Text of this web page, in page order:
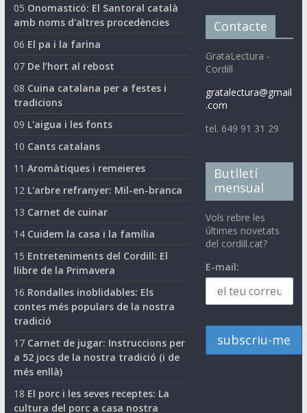
05 Onomasticó: El Santoral català
amb noms d'altres procedències
06 El pa i la farina
07 De l’hort al rebost
08 Cuina catalana per a festes i
tradicions
09 L'aigua i les fonts
10 Cants catalans
11 Aromàtiques i remeieres
12 L'arbre refranyer: Mil-en-branca
13 Carnet de cuinar
14 Cuidem la casa i la família
15 Entreteniments del Cordill: El
llibre de la Primavera
16 Rondalles inoblidables: Els
contes més populars de la nostra
tradició
17 Carnet de jugar: Instruccions per
a 52 jocs de la nostra tradició (i de
més enllà)
18 El porc i les seves receptes: La
cultura del porc a casa nostra
Contacte
GrataLectura -
Cordill
gratalectura@gmail
.com
tel. 649 91 31 29
Butlletí
mensual
Vols rebre les
últimes novetats
del cordill.cat?
E-mail: